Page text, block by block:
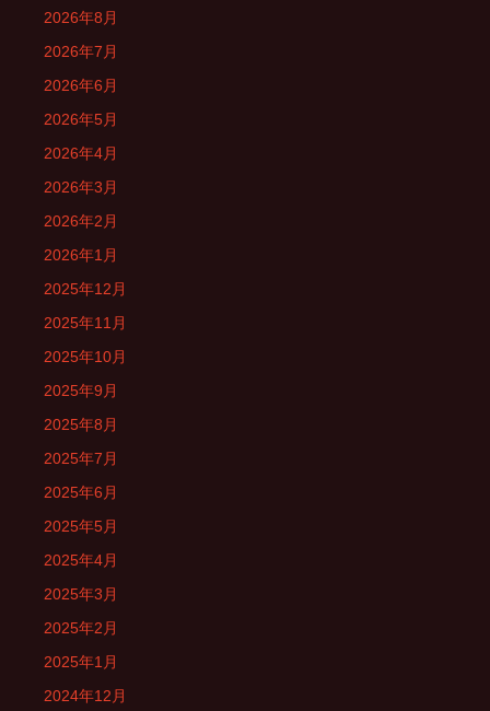
2026年8月
2026年7月
2026年6月
2026年5月
2026年4月
2026年3月
2026年2月
2026年1月
2025年12月
2025年11月
2025年10月
2025年9月
2025年8月
2025年7月
2025年6月
2025年5月
2025年4月
2025年3月
2025年2月
2025年1月
2024年12月